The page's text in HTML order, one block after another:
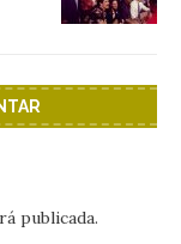
publicada.